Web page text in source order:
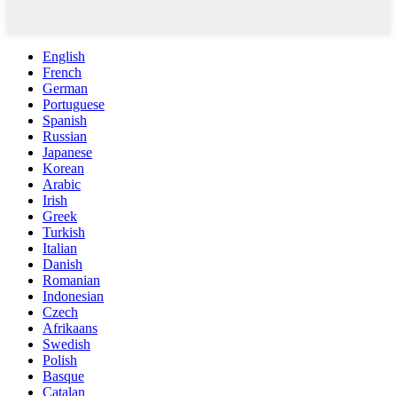
English
French
German
Portuguese
Spanish
Russian
Japanese
Korean
Arabic
Irish
Greek
Turkish
Italian
Danish
Romanian
Indonesian
Czech
Afrikaans
Swedish
Polish
Basque
Catalan